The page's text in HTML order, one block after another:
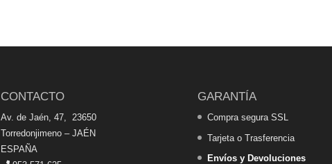
CONTACTO
Av. de Jaén, 47, 23650
Torredonjimeno – JAÉN
ESPAÑA
GARANTÍA
Compra segura SSL
Tarjeta o Trasferencia
Envíos y Devoluciones